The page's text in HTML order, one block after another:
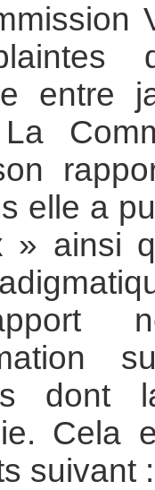
entre
elle a
» ainsi
dont
Cela
suivant :